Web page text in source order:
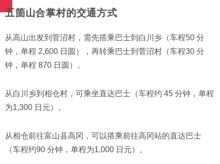
五箇山合掌村的交通方式
从高山出发到菅沼村，需先搭乘巴士到白川乡（车程50 分
钟，单程 2,600 日圆），再转乘巴士到菅沼村（车程30 分
钟，单程 870 日圆）。
从白川乡到相仓村，可乘坐直达巴士（车程约 45 分钟，单程
为1,300 日元）。
从相仓前往富山县高冈，可以搭乘前往高冈站的直达巴士
（车程约90 分钟，单程为1,000 日元）。